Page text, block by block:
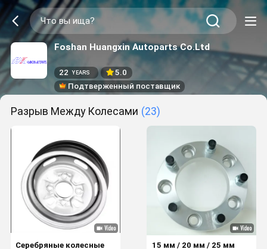
Foshan Huangxin Autoparts Co.Ltd
22 YEARS
5.0
Подтверженный поставщик
Разрыв Между Колесами (23)
Серебряные колесные
15 мм / 20 мм / 25 мм